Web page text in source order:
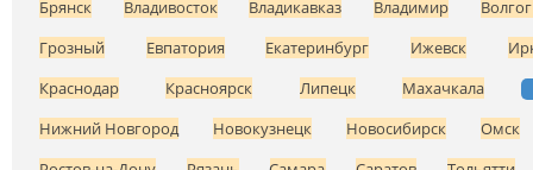
Брянск
Владивосток Владикавказ Владимир
Грозный
Евпатория Екатеринбург Ижевск
Краснодар
Красноярск Липецк Махачкала
Нижний Новгород Новокузнецк Новосибирск
Омск